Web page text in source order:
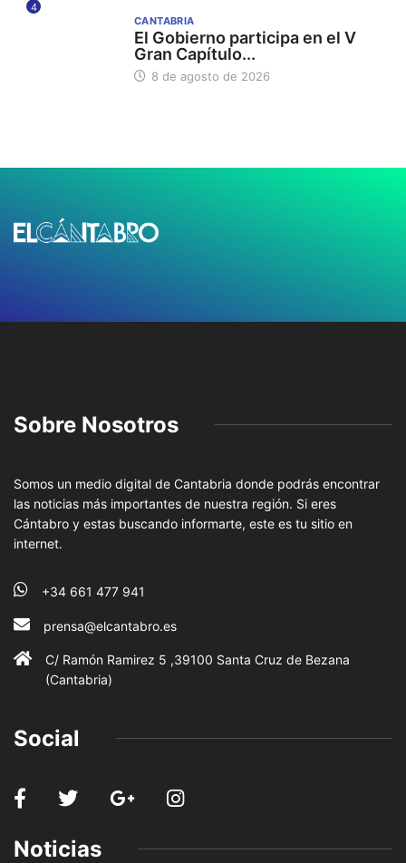
4
CANTABRIA
El Gobierno participa en el V
Gran Capítulo...
8 de agosto de 2026
Sobre Nosotros
Somos un medio digital de Cantabria donde podrás encontrar
las noticias más importantes de nuestra región. Si eres
Cántabro y estas buscando informarte, este es tu sitio en
internet.
+34 661 477 941
prensa@elcantabro.es
C/ Ramón Ramirez 5 ,39100 Santa Cruz de Bezana
(Cantabria)
Social
Noticias